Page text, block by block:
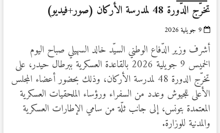
تخرّج الدّورة 48 لمدرسة الأركان (صور+فيديو)
9 جويلية 2026
أشرف وزير الدّفاع الوطني السيّد خالد السهيلي صباح اليوم
الخميس 9 جويلية 2026 بالقاعدة العسكرية ببرطال حيدر، على
تخرّج الدورة 48 لمدرسة الأركان، وذلك بحضور أعضاء المجلس
الأعلى للجيوش وعدد من السفراء ورؤساء الملحقيات العسكرية
المعتمدة بتونس، إلى جانب ثلّة من سامي الإطارات العسكرية
والمدنية للوزارة.